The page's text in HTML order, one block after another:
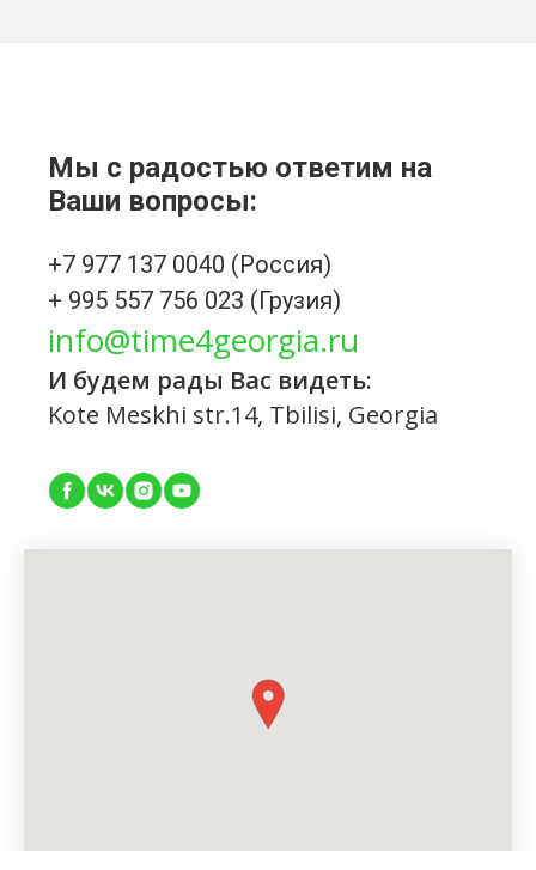
Мы с радостью ответим на
Ваши вопросы:
+7 977 137 0040 (Россия)
+ 995 557 756 023 (Грузия)
info@time4georgia.ru
И будем рады Вас видеть:
Kote Meskhi str.14, Tbilisi, Georgia